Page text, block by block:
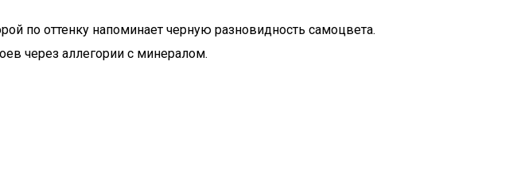
по оттенку напоминает черную разновидность самоцвета.
через аллегории с минералом.